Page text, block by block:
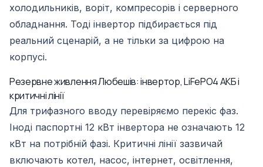
холодильників, воріт, компресорів і серверного
обладнання. Тоді інвертор підбирається під
реальний сценарій, а не тільки за цифрою на
корпусі.
Резервне живлення Любешів: інвертор, LiFePO4 АКБ і
критичні лінії
Для трифазного вводу перевіряємо перекіс фаз.
Іноді паспортні 12 кВт інвертора не означають 12
кВт на потрібній фазі. Критичні лінії зазвичай
включають котел, насос, інтернет, освітлення,